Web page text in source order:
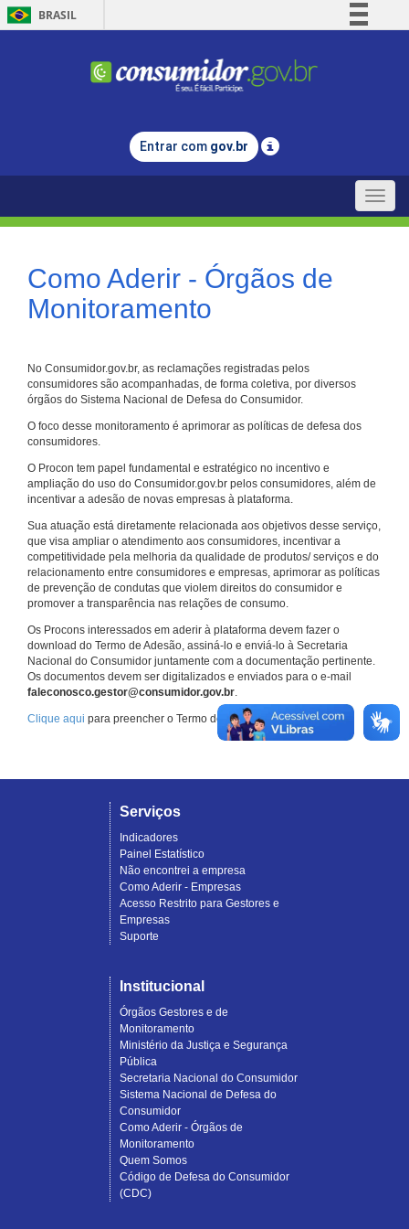
BRASIL
Comunica BR
Legislação
Entrar com gov.br
Toggle
Como Aderir - Órgãos de
Monitoramento
No Consumidor.gov.br, as reclamações registradas pelos
consumidores são acompanhadas, de forma coletiva, por diversos
órgãos do Sistema Nacional de Defesa do Consumidor.
O foco desse monitoramento é aprimorar as políticas de defesa dos
consumidores.
O Procon tem papel fundamental e estratégico no incentivo e
ampliação do uso do Consumidor.gov.br pelos consumidores, além de
incentivar a adesão de novas empresas à plataforma.
Sua atuação está diretamente relacionada aos objetivos desse serviço,
que visa ampliar o atendimento aos consumidores, incentivar a
competitividade pela melhoria da qualidade de produtos/ serviços e do
relacionamento entre consumidores e empresas, aprimorar as políticas
de prevenção de condutas que violem direitos do consumidor e
promover a transparência nas relações de consumo.
Os Procons interessados em aderir à plataforma devem fazer o
download do Termo de Adesão, assiná-lo e enviá-lo à Secretaria
Nacional do Consumidor juntamente com a documentação pertinente.
Os documentos devem ser digitalizados e enviados para o e-mail
faleconosco.gestor@consumidor.gov.br.
Clique aqui para preencher o Termo de Adesão.
Serviços
Indicadores
Painel Estatístico
Não encontrei a empresa
Como Aderir - Empresas
Acesso Restrito para Gestores e
Empresas
Suporte
Institucional
Órgãos Gestores e de
Monitoramento
Ministério da Justiça e Segurança
Pública
Secretaria Nacional do Consumidor
Sistema Nacional de Defesa do
Consumidor
Como Aderir - Órgãos de
Monitoramento
Quem Somos
Código de Defesa do Consumidor
(CDC)